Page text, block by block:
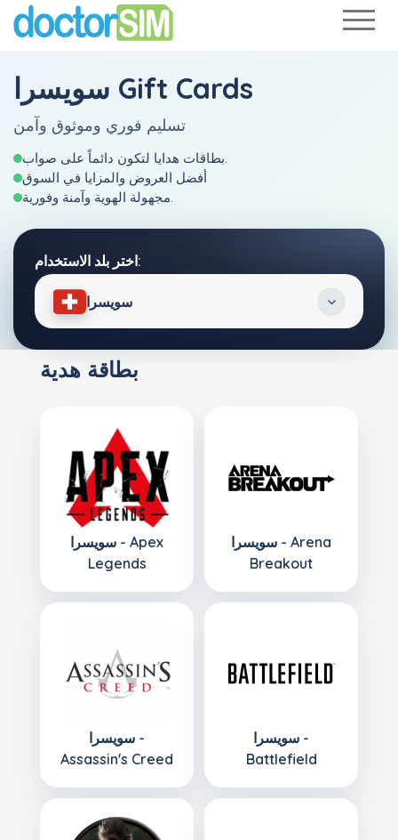
سويسرا Gift Cards
تسليم فوري وموثوق وآمن
بطاقات هدايا لتكون دائماً على صواب.
أفضل العروض والمزايا في السوق
مجهولة الهوية وآمنة وفورية.
اختر بلد الاستخدام:
سويسرا
بطاقة هدية
سويسرا - Apex
Legends
سويسرا - Arena
Breakout
سويسرا -
Assassin's Creed
سويسرا -
Battlefield